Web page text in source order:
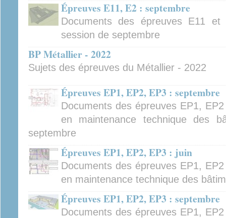
Épreuves E11, E2 : septembre
Documents des épreuves E11
session de septembre
BP Métallier - 2022
Sujets des épreuves du Métallier - 2022
Épreuves EP1, EP2, EP3 : septembre
Documents des épreuves EP1,
en maintenance technique des
septembre
Épreuves EP1, EP2, EP3 : juin
Documents des épreuves EP1,
en maintenance technique des
Épreuves EP1, EP2, EP3 : septembre
Documents des épreuves EP1,